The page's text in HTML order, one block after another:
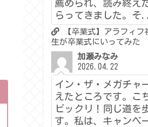
薦められ、読み終え
らってきました。そ
【卒業式】アラフィフ
生が卒業式にいってみた
加瀬みなみ
2026.04.22
イン・ザ・メガチャ
えたところです。こ
ビックリ！同じ道を
す。私は、キャンペ